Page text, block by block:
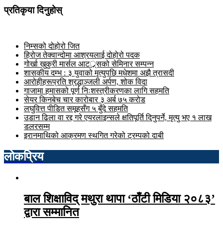
प्रतिकृया दिनुहोस्
निम्सको दोहोरो जित
हिरोज तेक्वान्दोमा आश्रयलाई दोहोरो पदक
गोर्खा खुकुरी मार्सल आटर््र्सको सेमिनार सम्पन्न
शासकीय दम्भ : ३ युवाको मृत्युपछि मधेशमा अझै त्रासदी
आरोहीहरूप्रति श्रद्धाञ्जली अर्पण, शोक विदा
गाजामा हमासको पूर्ण निःशस्त्रीकरणका लागि सहमति
सेयर किनबेच चार कारोबार ३ अर्ब ७५ करोड
लघुवित्त पीडित समूहसँग ५ बुँदे सहमति
उडान ढिला वा रद्द गरे एयरलाइन्सले क्षतिपूर्ति दिनुपर्ने, मृत्यु भए १ लाख
डलरसम्म
इरानमाथिको आक्रमण स्थगित गरेको ट्रम्पको दाबी
लोकप्रिय
बाल शिक्षाविद् मथुरा थापा ‘ठाँटी मिडिया २०८३’
द्वारा सम्मानित